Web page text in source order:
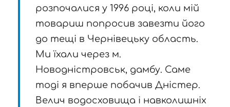
розпочалися у 1996 році, коли мій
товариш попросив завезти його
до тещі в Чернівецьку область.
Ми їхали через м.
Новодністровськ, дамбу. Саме
тоді я вперше побачив Дністер.
Велич водосховища і навколишніх